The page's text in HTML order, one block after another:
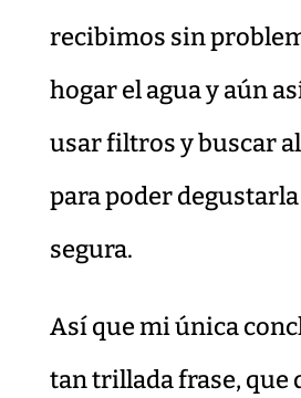
recibimos sin
hogar el agua y aún
usar filtros y buscar
para poder
segura.
Así que mi única
tan trillada frase, que